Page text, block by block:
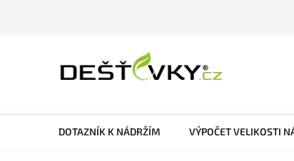
DOTAZNÍK K NÁDRŽÍM VÝPOČET VELIKOSTI